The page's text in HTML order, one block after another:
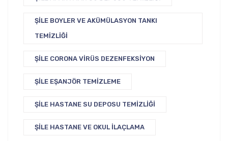
ŞILE BOYLER VE AKÜMÜLASYON TANKI
TEMIZLIĞI
ŞILE CORONA VIRÜS DEZENFEKSIYON
ŞILE EŞANJÖR TEMIZLEME
ŞILE HASTANE SU DEPOSU TEMIZLIĞI
ŞILE HASTANE VE OKUL İLAÇLAMA